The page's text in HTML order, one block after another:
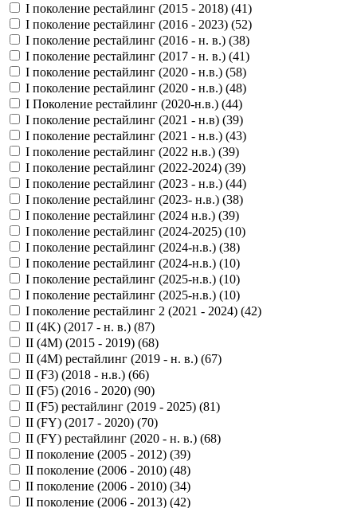
I поколение рестайлинг (2015 - 2018) (41)
I поколение рестайлинг (2016 - 2023) (52)
I поколение рестайлинг (2016 - н. в.) (38)
I поколение рестайлинг (2017 - н. в.) (41)
I поколение рестайлинг (2020 - н.в.) (58)
I поколение рестайлинг (2020 - н.в.) (48)
I Поколение рестайлинг (2020-н.в.) (44)
I поколение рестайлинг (2021 - н.в) (39)
I поколение рестайлинг (2021 - н.в.) (43)
I поколение рестайлинг (2022 н.в.) (39)
I поколение рестайлинг (2022-2024) (39)
I поколение рестайлинг (2023 - н.в.) (44)
I поколение рестайлинг (2023- н.в.) (38)
I поколение рестайлинг (2024 н.в.) (39)
I поколение рестайлинг (2024-2025) (10)
I поколение рестайлинг (2024-н.в.) (38)
I поколение рестайлинг (2024-н.в.) (10)
I поколение рестайлинг (2025-н.в.) (10)
I поколение рестайлинг (2025-н.в.) (10)
I поколение рестайлинг 2 (2021 - 2024) (42)
II (4K) (2017 - н. в.) (87)
II (4M) (2015 - 2019) (68)
II (4M) рестайлинг (2019 - н. в.) (67)
II (F3) (2018 - н.в.) (66)
II (F5) (2016 - 2020) (90)
II (F5) рестайлинг (2019 - 2025) (81)
II (FY) (2017 - 2020) (70)
II (FY) рестайлинг (2020 - н. в.) (68)
II поколение (2005 - 2012) (39)
II поколение (2006 - 2010) (48)
II поколение (2006 - 2010) (34)
II поколение (2006 - 2013) (42)